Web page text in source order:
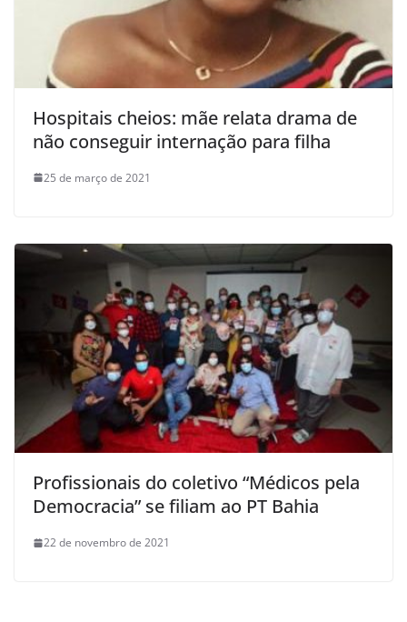
Hospitais cheios: mãe relata drama de
não conseguir internação para filha
25 de março de 2021
Profissionais do coletivo “Médicos pela
Democracia” se filiam ao PT Bahia
22 de novembro de 2021